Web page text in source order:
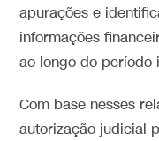
apurações e
informações
ao longo do período
Com base nesses
autorização judicial